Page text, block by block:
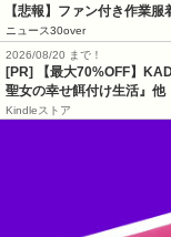
【悲報】ファン付き作業
ニュース30over
2026/08/20 まで！
[PR] 【最大70%OFF】
聖女の幸せ餌付け生活』他
Kindleストア